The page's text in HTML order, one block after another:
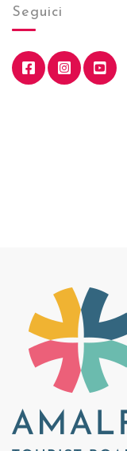
Seguici